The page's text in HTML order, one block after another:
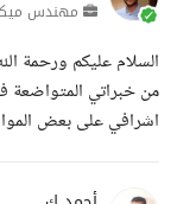
مهندس
السلام عليكم ورحمة
من خبراتي المتواضعة
اشرافي على بعض